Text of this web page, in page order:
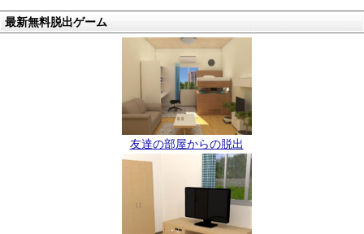
最新無料脱出ゲーム
友達の部屋からの脱出